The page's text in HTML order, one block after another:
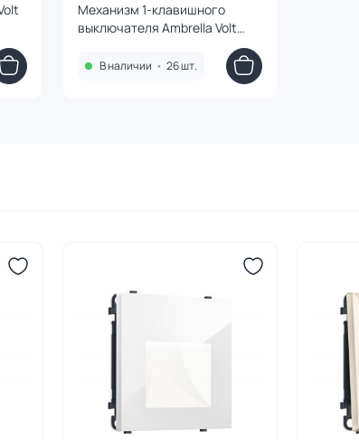
Механизм 1-клавишного
выключателя Ambrella Volt
10A-250V QUANT PRO PR101
В наличии • 26 шт.